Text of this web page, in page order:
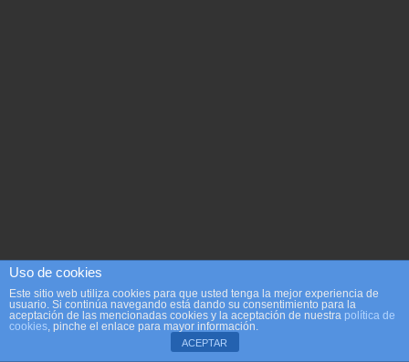
Uso de cookies
Este sitio web utiliza cookies para que usted tenga la mejor experiencia de
usuario. Si continúa navegando está dando su consentimiento para la
aceptación de las mencionadas cookies y la aceptación de nuestra política de
cookies, pinche el enlace para mayor información.
ACEPTAR